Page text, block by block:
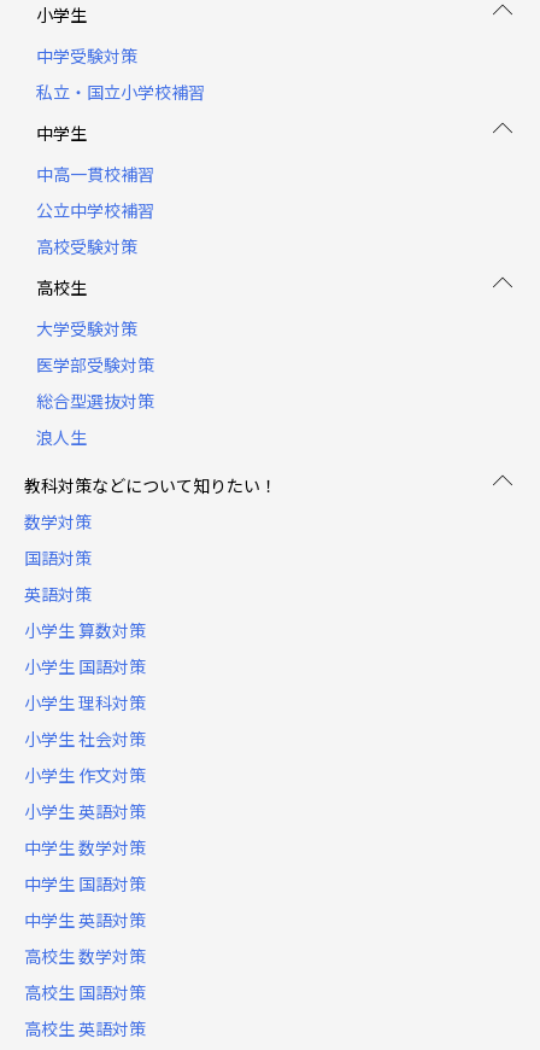
小学生
中学受験対策
私立・国立小学校補習
中学生
中高一貫校補習
公立中学校補習
高校受験対策
高校生
大学受験対策
医学部受験対策
総合型選抜対策
浪人生
教科対策などについて知りたい！
数学対策
国語対策
英語対策
小学生 算数対策
小学生 国語対策
小学生 理科対策
小学生 社会対策
小学生 作文対策
小学生 英語対策
中学生 数学対策
中学生 国語対策
中学生 英語対策
高校生 数学対策
高校生 国語対策
高校生 英語対策